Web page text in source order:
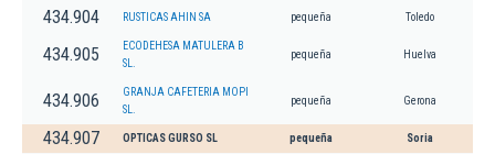
434.904 RUSTICAS AHIN SA pequeña Toledo
434.905
ECODEHESA MATULERA B
SL.
pequeña Huelva
434.906
GRANJA CAFETERIA MOPI
SL.
pequeña Gerona
434.907 OPTICAS GURSO SL pequeña Soria